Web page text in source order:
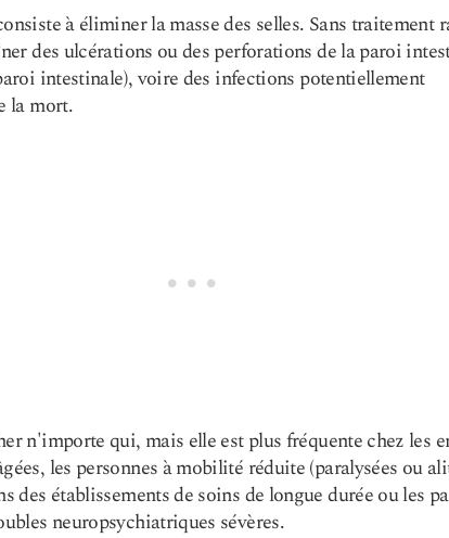
à éliminer la masse des selles. Sans traitement
des ulcérations ou des perforations de la paroi
intestinale), voire des infections potentiellement
la mort.
n'importe qui, mais elle est plus fréquente chez les
les personnes à mobilité réduite (paralysées ou
des établissements de soins de longue durée ou les
neuropsychiatriques sévères.